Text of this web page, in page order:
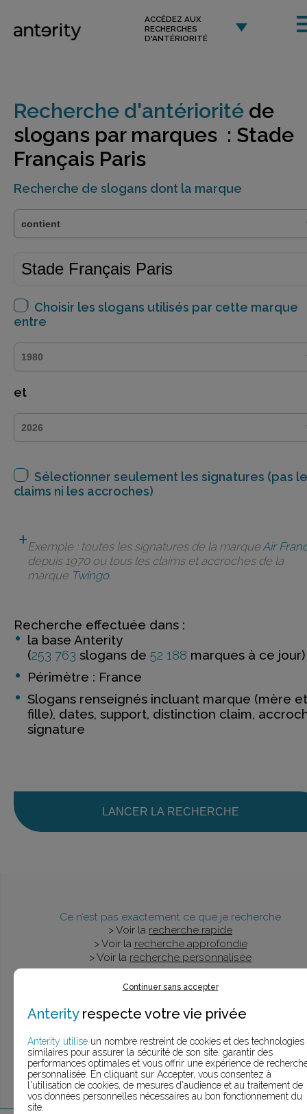
ACCÉDEZ AUX
RECHERCHES
D'ANTÉRIORITÉ
Recherche d'antériorité de
slogans par marques : Stade
Français Paris
Recherche de slogans dont la marque
Choisir les slogans utilisés par cette marque
entre
et
Sélectionner seulement les signatures (pas
claims ni les accroches)
Exemple : toutes les signatures de la marqueAir
depuis 1970 ou tous les claims et accroches de la
marque Twingo.
Recherche effectuée dans :
la base Anterity
(253 763 slogans de 52 188 marques à ce jour)
Périmètre : France
Slogans renseignés incluant marque (mère et
fille), dates, support, distinction claim,
signature
LANCER LA RECHERCHE
Ce n’est pas exactement ce que je recherche
> Voir la recherche rapide
> Voir la recherche approfondie
> Voir la recherche personnalisée
UNE QUESTION ?
Continuer sans accepter
Anterityrespecte votre vie privée
Anterity utilise un nombre restreint de cookies et des technologies
similaires pour assurer la sécurité de son site, garantir des
performances optimales et vous offrir une expérience de
personnalisée. En cliquant sur Accepter, vous consentez à
l'utilisation de cookies, de mesures d'audience et au traitement de
vos données personnelles nécessaires au bon fonctionnement du
site.